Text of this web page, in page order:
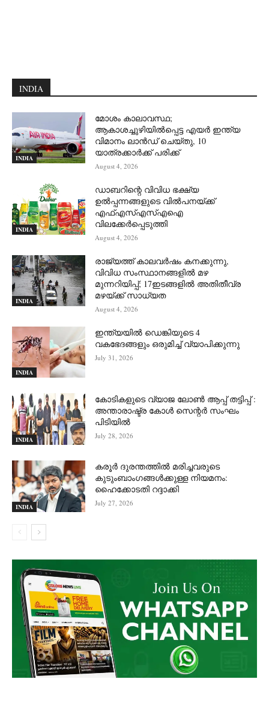
INDIA
INDIA
മോശം കാലാവസ്ഥ;
ആകാശച്ചുഴിയില്‍പ്പെട്ട എയര്‍ ഇന്ത്യ
വിമാനം ലാന്‍ഡ് ചെയ്തു, 10
യാത്രക്കാര്‍ക്ക് പരിക്ക്
August 4, 2026
INDIA
ഡാബറിന്റെ വിവിധ ഭക്ഷ്യ
ഉൽപ്പന്നങ്ങളുടെ വിൽപനയ്ക്ക്
എഫ്എസ്എസ്എഐ
വിലക്കേർപ്പെടുത്തി
August 4, 2026
INDIA
രാജ്യത്ത് കാലവർഷം കനക്കുന്നു,
വിവിധ സംസ്ഥാനങ്ങളിൽ മഴ
മുന്നറിയിപ്പ്; 17ഇടങ്ങളിൽ അതിതീവ്ര
മഴയ്ക്ക് സാധ്യത
August 4, 2026
INDIA
ഇന്ത്യയിൽ ഡെങ്കിയുടെ 4
വകഭേദങ്ങളും ഒരുമിച്ച് വ്യാപിക്കുന്നു
July 31, 2026
INDIA
കോടികളുടെ വ്യാജ ലോൺ ആപ്പ് തട്ടിപ്പ് :
അന്താരാഷ്ട്ര കോൾ സെന്റർ സംഘം
പിടിയില്‍
July 28, 2026
INDIA
കരൂർ ദുരന്തത്തിൽ മരിച്ചവരുടെ
കുടുംബാംഗങ്ങൾക്കുള്ള നിയമനം:
ഹൈക്കോടതി റദ്ദാക്കി
July 27, 2026